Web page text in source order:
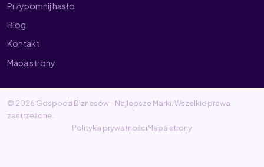
Przypomnij hasło
Blog
Kontakt
Mapa strony
© 2026 Gospoda Biznesów - Najlepsze Marki. Wszelkie prawa
zastrzeżone.
Polityka prywatnościMapa strony